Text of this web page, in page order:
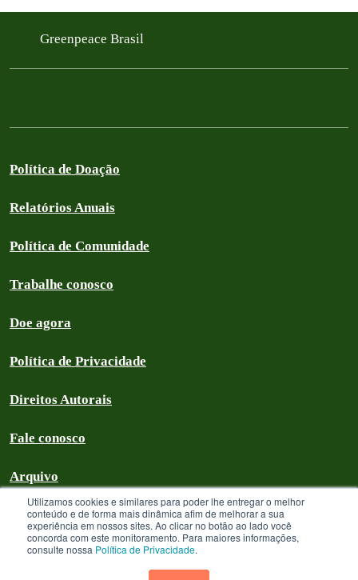
Utilizamos cookies e similares para poder lhe entregar o melhor
conteúdo e de forma mais dinâmica afim de melhorar a sua
experiência em nossos sites. Ao clicar no botão ao lado você
concorda com este monitoramento. Para maiores informações,
consulte nossa Política de Privacidade.
Greenpeace Brasil
Política de Doação
Relatórios Anuais
Política de Comunidade
Trabalhe conosco
Doe agora
Política de Privacidade
Direitos Autorais
Fale conosco
Arquivo
Greenpeace Brasil 2026
sem fins lucrativos que goza de isenção com relação aos tributos federais